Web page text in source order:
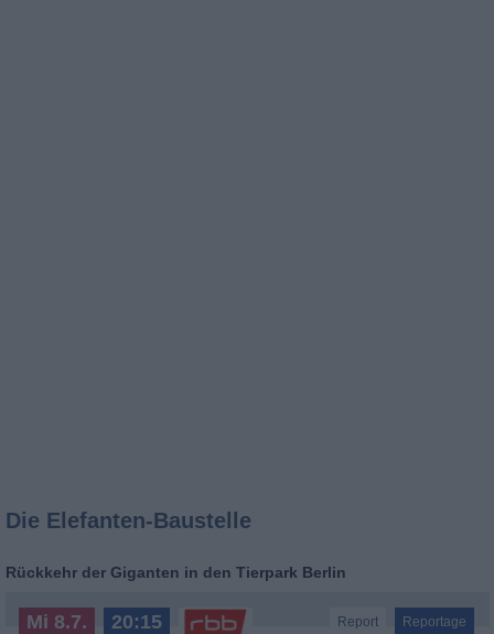
Die Elefanten-Baustelle
Rückkehr der Giganten in den Tierpark Berlin
Mi 8.7. 20:15 Report Reportage